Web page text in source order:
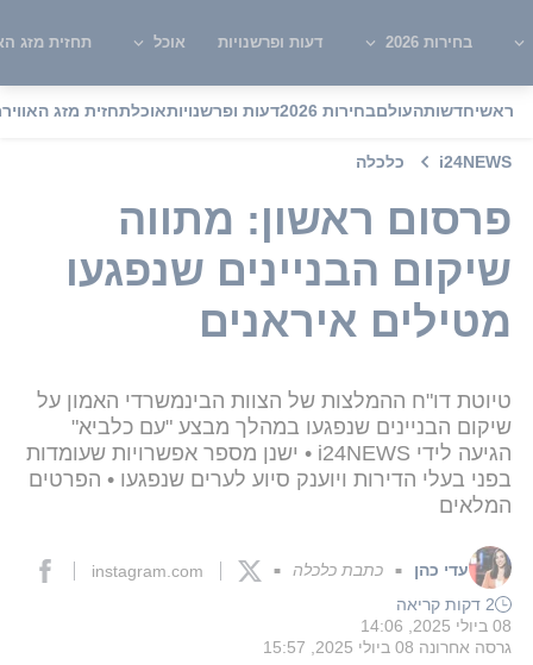
בחירות 2026 דעות ופרשנויות אוכל תחזית מזג
ראשיחדשותהעולםבחירות 2026 דעות ופרשנויותאוכלתחזית מזג האוויר
i24NEWS כלכלה
פרסום ראשון: מתווה
שיקום הבניינים שנפגעו
מטילים איראנים
טיוטת דו"ח ההמלצות של הצוות הבינמשרדי האמון על
שיקום הבניינים שנפגעו במהלך מבצע "עם כלביא"
הגיעה לידי i24NEWS • ישנן מספר אפשרויות שעומדות
בפני בעלי הדירות ויוענק סיוע לערים שנפגעו • הפרטים
המלאים
עדי כהן ■ כתבת כלכלה ■
instagram.com
2 דקות קריאה
08 ביולי 2025, 14:06
גרסה אחרונה 08 ביולי 2025, 15:57